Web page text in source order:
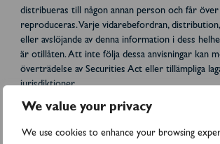
We value your privacy
We use cookies to enhance your browsing
distribueras till någon annan person och får
reproduceras. Varje vidarebefordran,
eller avslöjande av denna information i dess
är otillåten. Att inte följa dessa anvisningar kan
överträdelse av Securities Act eller tillämpliga
jurisdiktioner.
Detta pressmeddelande utgör inte en inbjudan
teckna eller på annat sätt förvärva eller överlåta